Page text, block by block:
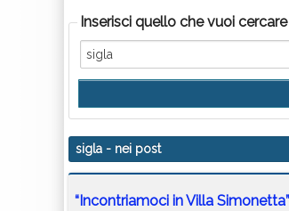
Inserisci quello che vuoi cercare
sigla - nei post
“Incontriamoci in Villa Simonetta”